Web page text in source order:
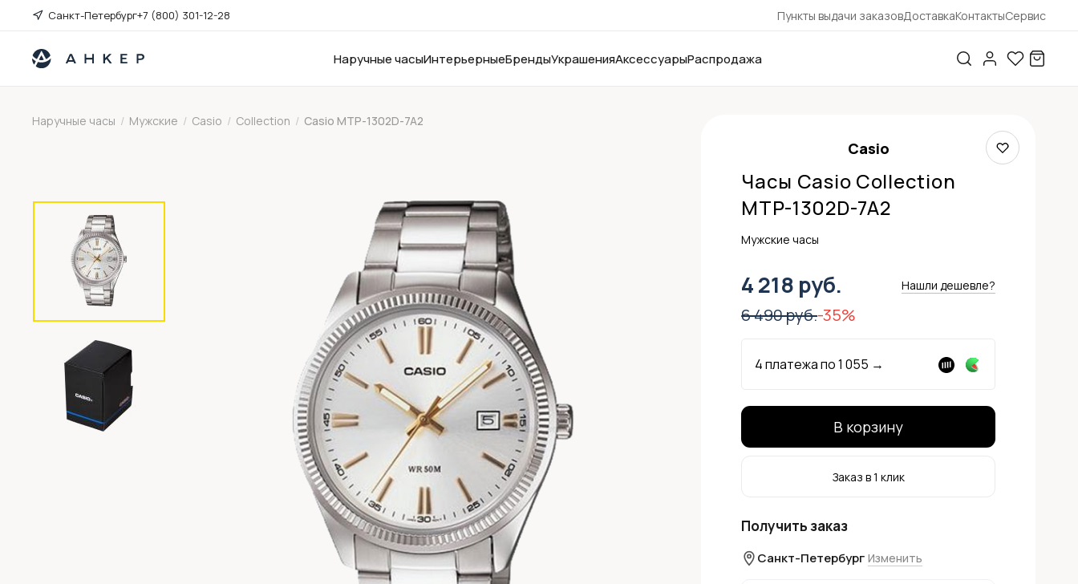
Санкт-Петербург+7 (800) 301-12-28 Пункты выдачи заказовДоставкаКонтактыСервис
Наручные часыИнтерьерныеБрендыУкрашенияАксессуарыРаспродажа
Наручные часы / Мужские / Casio / Collection / Casio MTP-1302D-7A2
Casio
Часы Casio Collection
MTP-1302D-7A2
Мужские часы
4 218 руб. Нашли дешевле?
6 490 руб.-35%
4 платежа по1 055 →
В корзину
Заказ в 1 клик
Получить заказ
Санкт-Петербург Изменить